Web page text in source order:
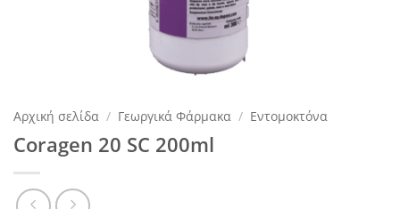
Αρχική σελίδα / Γεωργικά Φάρμακα / Εντομοκτόνα
Coragen 20 SC 200ml